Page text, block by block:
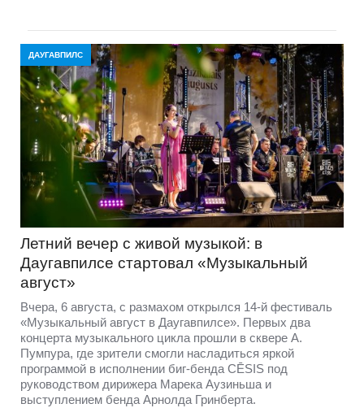
ДАУГАВПИЛС
Летний вечер с живой музыкой: в
Даугавпилсе стартовал «Музыкальный
август»
Вчера, 6 августа, с размахом открылся 14-й фестиваль
«Музыкальный август в Даугавпилсе». Первых два
концерта музыкального цикла прошли в сквере А.
Пумпура, где зрители смогли насладиться яркой
программой в исполнении биг-бенда CĒSIS под
руководством дирижера Марека Аузиньша и
выступлением бенда Арнолда Гринберта.